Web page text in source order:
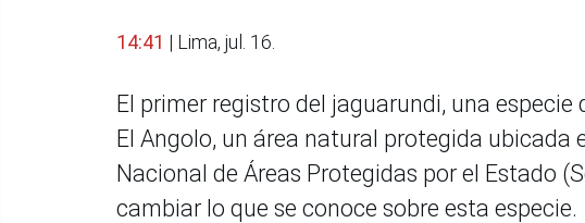
14:41 | Lima, jul. 16.
El primer registro del jaguarundi, una
El Angolo, un área natural protegida ubicada
Nacional de Áreas Protegidas por el Estado
cambiar lo que se conoce sobre esta especie.